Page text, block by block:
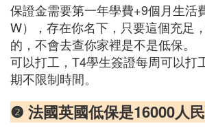
保證金需要第一年學費+9個月生活
W），存在你名下，只要這個充足
的，不會去查你家裡是不是低保。
可以打工，T4學生簽證每周可以打
期不限制時間。
❷ 法國英國低保是16000人